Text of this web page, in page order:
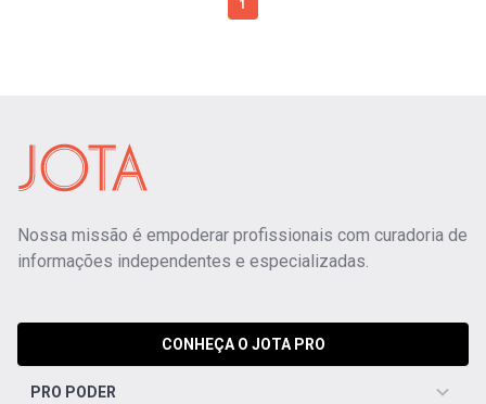
1
Nossa missão é empoderar profissionais com curadoria de
informações independentes e especializadas.
CONHEÇA O JOTA PRO
PRO PODER